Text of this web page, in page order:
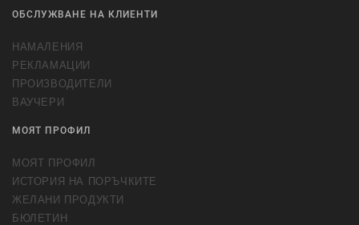
ОБСЛУЖВАНЕ НА КЛИЕНТИ
НАМАЛЕНИЯ
РЕКЛАМАЦИИ
ПРОИЗВОДИТЕЛИ
ВАУЧЕРИ
МОЯТ ПРОФИЛ
МОЯТ ПРОФИЛ
ИСТОРИЯ НА ПОРЪЧКИТЕ
ЖЕЛАНИ ПРОДУКТИ
БЮЛЕТИН